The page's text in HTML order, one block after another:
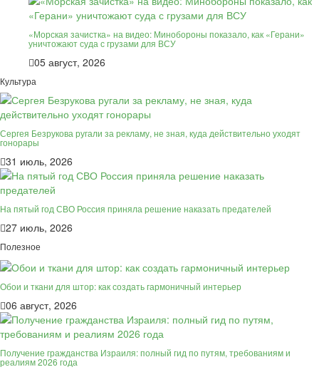
«Морская зачистка» на видео: Минобороны показало, как «Герани»
уничтожают суда с грузами для ВСУ
05 август, 2026
Культура
Сергея Безрукова ругали за рекламу, не зная, куда действительно уходят
гонорары
31 июль, 2026
На пятый год СВО Россия приняла решение наказать предателей
27 июль, 2026
Полезное
Обои и ткани для штор: как создать гармоничный интерьер
06 август, 2026
Получение гражданства Израиля: полный гид по путям, требованиям и
реалиям 2026 года